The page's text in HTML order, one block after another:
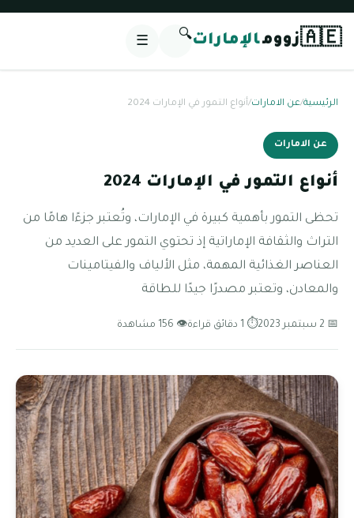
🇦🇪زوومالإمارات🔍
☰
الرئيسية/عن الامارات/أنواع التمور في الإمارات 2024
عن الامارات
أنواع التمور في الإمارات 2024
تحظى التمور بأهمية كبيرة في الإمارات، وتُعتبر جزءًا هامًا من
التراث والثقافة الإماراتية إذ تحتوي التمور على العديد من
العناصر الغذائية المهمة، مثل الألياف والفيتامينات
والمعادن، وتعتبر مصدرًا جيدًا للطاقة
📅 2 سبتمبر 2023 ⏱ 1 دقائق قراءة 👁 156 مشاهدة